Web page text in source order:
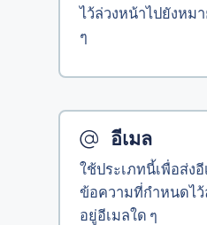
ไว้ล่วงหน้าไปยังหม
ๆ
อีเมล
ใช้ประเภทนี้เพื่อส่ง
ข้อความที่กำหนดไว้
อยู่อีเมลใด ๆ